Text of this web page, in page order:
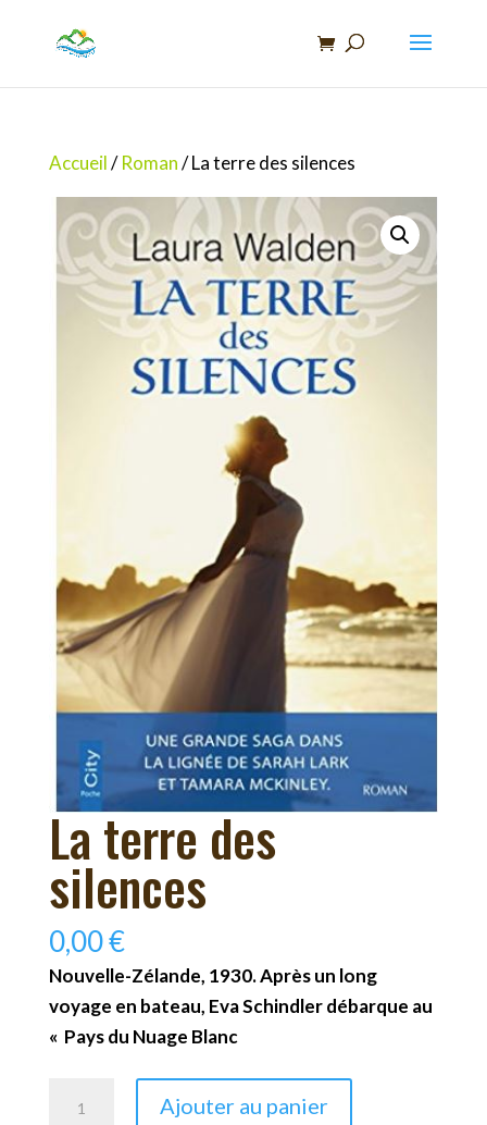
Accueil/Roman/ La terre des silences
La terre des
silences
0,00€
Nouvelle-Zélande, 1930. Après un long
voyage en bateau, Eva Schindler débarque au
« Pays du Nuage Blanc
Ajouter au panier